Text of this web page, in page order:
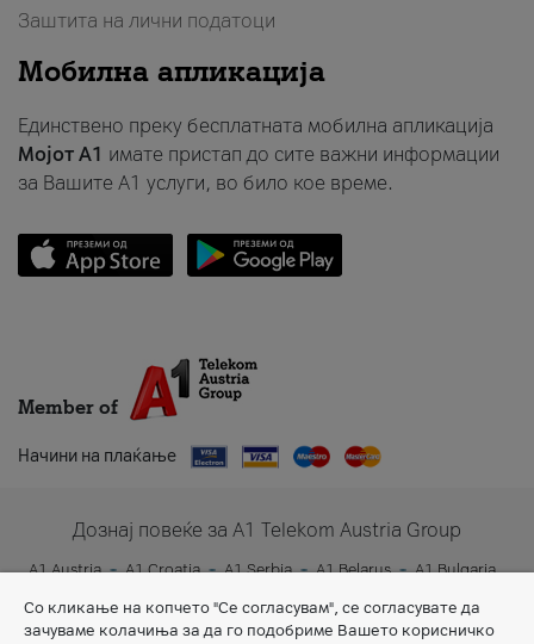
Заштита на лични податоци
Мобилна апликација
Единствено преку бесплатната мобилна апликација
Мојот A1 имате пристап до сите важни информации
за Вашите A1 услуги, во било кое време.
Member of
Начини на плаќање
Дознај повеќе за A1 Telekom Austria Group
A1 Austria A1 Croatia A1 Serbia A1 Belarus
A1 Bulgaria
A1 Slovenia
A1 Digital
Со кликање на копчето "Се согласувам", се согласувате да
зачуваме колачиња за да го подобриме Вашето корисничко